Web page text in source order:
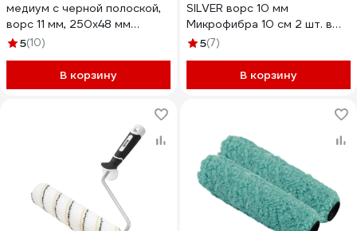
медиум с черной полоской,
ворс 11 мм, 250x48 мм
RH14250
5(10)
В корзину
SILVER ворс 10 мм
Микрофибра 10 см 2 шт. в
упаковке 281210
5(7)
В корзину